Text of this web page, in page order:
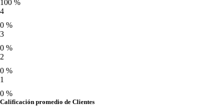
100 %
4
0 %
3
0 %
2
0 %
1
0 %
Calificación promedio de Clientes